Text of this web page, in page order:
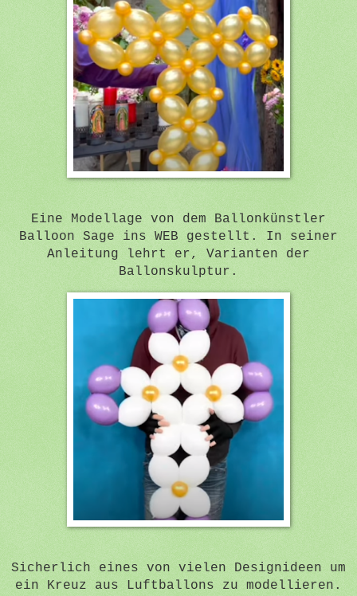
Eine Modellage von dem Ballonkünstler
Balloon Sage ins WEB gestellt. In seiner
Anleitung lehrt er, Varianten der
Ballonskulptur.
Sicherlich eines von vielen Designideen um
ein Kreuz aus Luftballons zu modellieren.